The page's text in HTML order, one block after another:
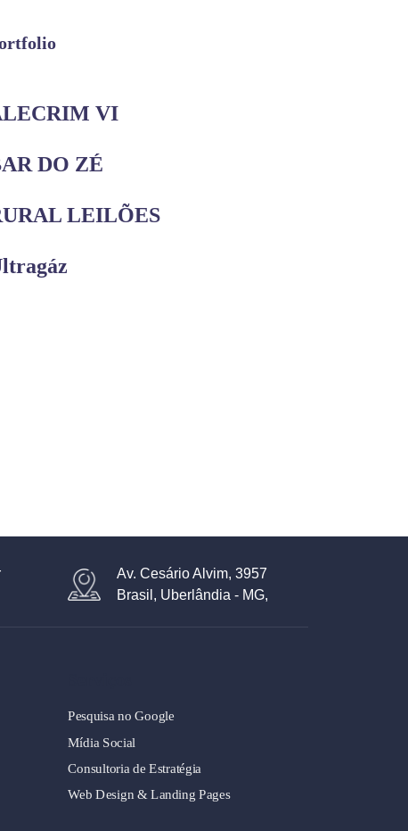
VI
DO ZÉ
LEILÕES
Av. Cesário Alvim, 3957
Brasil, Uberlândia - MG,
Pesquisa no Google
Mídia Social
Consultoria de Estratégia
Web Design & Landing Pages